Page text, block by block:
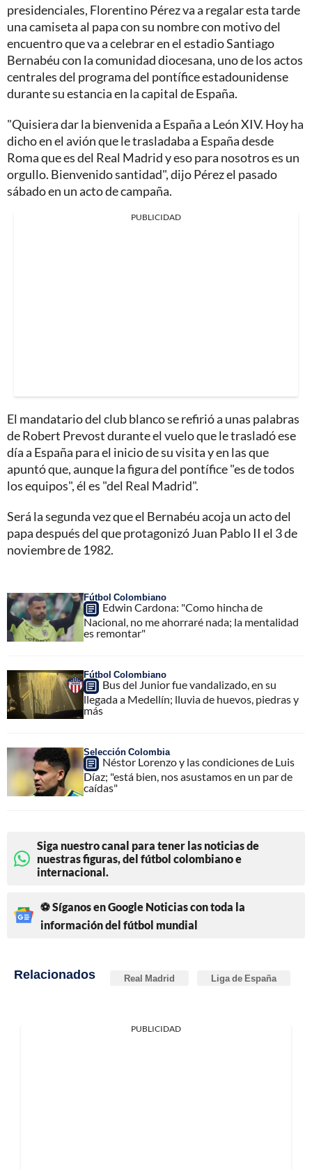
presidenciales, Florentino Pérez va a regalar esta tarde
una camiseta al papa con su nombre con motivo del
encuentro que va a celebrar en el estadio Santiago
Bernabéu con la comunidad diocesana, uno de los actos
centrales del programa del pontífice estadounidense
durante su estancia en la capital de España.
"Quisiera dar la bienvenida a España a León XIV. Hoy ha
dicho en el avión que le trasladaba a España desde
Roma que es del Real Madrid y eso para nosotros es un
orgullo. Bienvenido santidad", dijo Pérez el pasado
sábado en un acto de campaña.
PUBLICIDAD
El mandatario del club blanco se refirió a unas palabras
de Robert Prevost durante el vuelo que le trasladó ese
día a España para el inicio de su visita y en las que
apuntó que, aunque la figura del pontífice "es de todos
los equipos", él es "del Real Madrid".
Será la segunda vez que el Bernabéu acoja un acto del
papa después del que protagonizó Juan Pablo II el 3 de
noviembre de 1982.
Fútbol Colombiano
Edwin Cardona: "Como hincha de
Nacional, no me ahorraré nada; la mentalidad
es remontar"
Fútbol Colombiano
Bus del Junior fue vandalizado, en su
llegada a Medellín; lluvia de huevos, piedras y
más
Selección Colombia
Néstor Lorenzo y las condiciones de Luis
Díaz; "está bien, nos asustamos en un par de
caídas"
Siga nuestro canal para tener las noticias de
nuestras figuras, del fútbol colombiano e
internacional.
⚽ Síganos en Google Noticias con toda la
información del fútbol mundial
Relacionados Real Madrid Liga de España
PUBLICIDAD